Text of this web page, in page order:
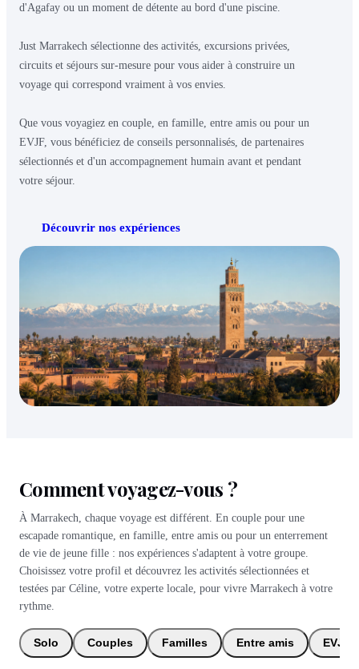
d'Agafay ou un moment de détente au bord d'une piscine.
Just Marrakech sélectionne des activités, excursions privées,
circuits et séjours sur-mesure pour vous aider à construire un
voyage qui correspond vraiment à vos envies.
Que vous voyagiez en couple, en famille, entre amis ou pour un
EVJF, vous bénéficiez de conseils personnalisés, de partenaires
sélectionnés et d'un accompagnement humain avant et pendant
votre séjour.
Découvrir nos expériences
Comment voyagez-vous ?
À Marrakech, chaque voyage est différent. En couple pour une
escapade romantique, en famille, entre amis ou pour un enterrement
de vie de jeune fille : nos expériences s'adaptent à votre groupe.
Choisissez votre profil et découvrez les activités sélectionnées et
testées par Céline, votre experte locale, pour vivre Marrakech à votre
rythme.
Solo Couples Familles Entre amis EVJF